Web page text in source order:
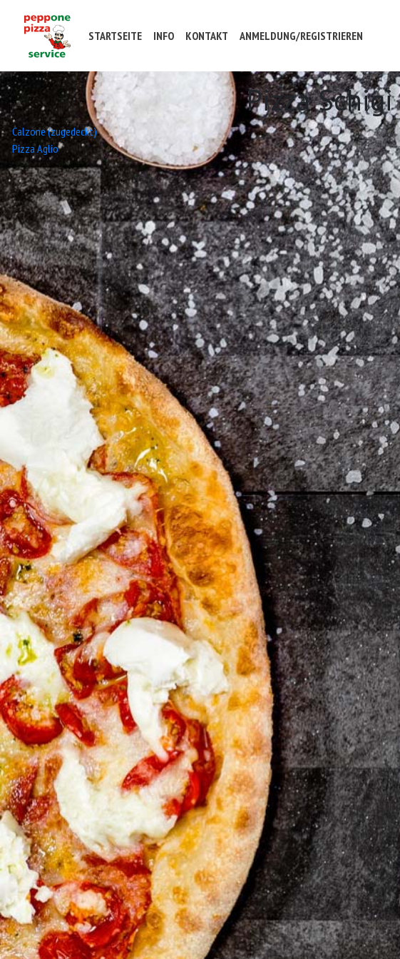
STARTSEITE INFO KONTAKT ANMELDUNG/REGISTRIEREN
Pizza Schigi
Beitrags-
Navigation
Calzone (zugedeckt)
Pizza Aglio